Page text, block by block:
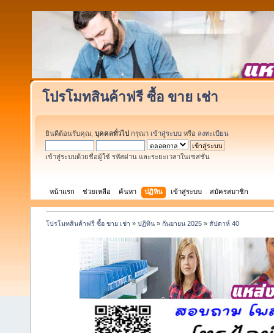
โปรโมทสินค้าฟรี ซื้อ ขาย เช่า
ยินดีต้อนรับคุณ, บุคคลทั่วไป กรุณา เข้าสู่ระบบ หรือ ลงทะเบียน
เข้าสู่ระบบด้วยชื่อผู้ใช้ รหัสผ่าน และระยะเวลาในเซสชั่น
หน้าแรก ช่วยเหลือ ค้นหา ปฏิทิน เข้าสู่ระบบ สมัครสมาชิก
โปรโมทสินค้าฟรี ซื้อ ขาย เช่า »ปฏิทิน »กันยายน 2025 »สัปดาห์ 40